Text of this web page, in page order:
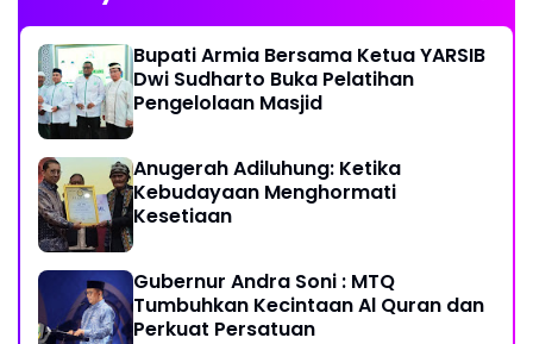
Bupati Armia Bersama Ketua YARSIB
Dwi Sudharto Buka Pelatihan
Pengelolaan Masjid
Anugerah Adiluhung: Ketika
Kebudayaan Menghormati
Kesetiaan
Gubernur Andra Soni : MTQ
Tumbuhkan Kecintaan Al Quran dan
Perkuat Persatuan